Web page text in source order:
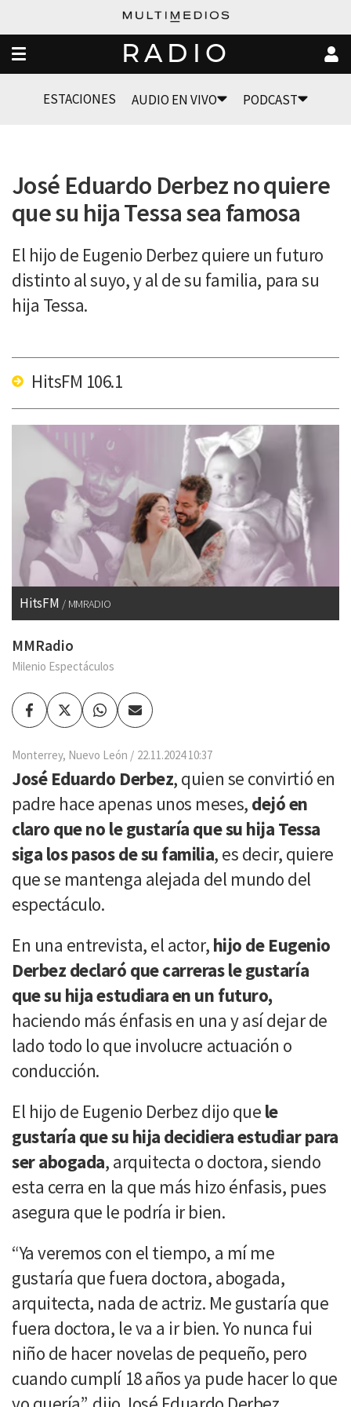
RADIO
ESTACIONES AUDIO EN VIVO PODCAST
José Eduardo Derbez no quiere
que su hija Tessa sea famosa
El hijo de Eugenio Derbez quiere un futuro
distinto al suyo, y al de su familia, para su
hija Tessa.
HitsFM 106.1
HitsFM MMRADIO
MMRadio
Milenio Espectáculos
FacebookTwitterWhatsapp
Enviar
por
Monterrey, Nuevo León 22.11.2024 10:37
José Eduardo Derbez, quien se convirtió en
padre hace apenas unos meses, dejó en
claro que no le gustaría que su hija Tessa
siga los pasos de su familia, es decir, quiere
que se mantenga alejada del mundo del
espectáculo.
En una entrevista, el actor, hijo de Eugenio
Derbez declaró que carreras le gustaría
que su hija estudiara en un futuro,
haciendo más énfasis en una y así dejar de
lado todo lo que involucre actuación o
conducción.
El hijo de Eugenio Derbez dijo que le
gustaría que su hija decidiera estudiar para
ser abogada, arquitecta o doctora, siendo
esta cerra en la que más hizo énfasis, pues
asegura que le podría ir bien.
“Ya veremos con el tiempo, a mí me
gustaría que fuera doctora, abogada,
arquitecta, nada de actriz. Me gustaría que
fuera doctora, le va a ir bien. Yo nunca fui
niño de hacer novelas de pequeño, pero
cuando cumplí 18 años ya pude hacer lo que